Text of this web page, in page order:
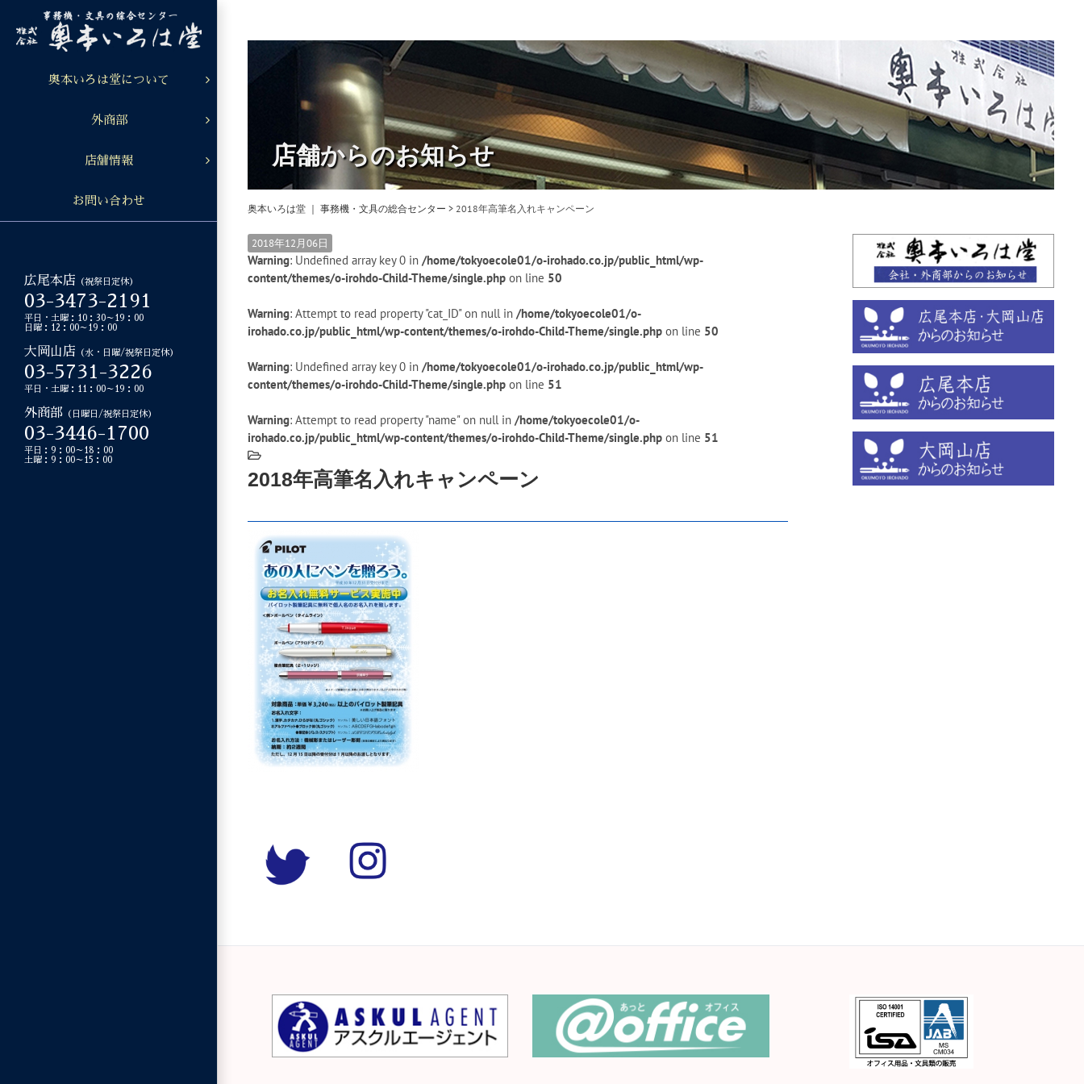
content
奥本いろは堂について
外商部
店舗情報
お問い合わせ
広尾本店 （祝祭日定休）
03-3473-2191
平日・土曜：10：30～19：00
日曜：12：00～19：00
大岡山店 （水・日曜/祝祭日定休）
03-5731-3226
平日・土曜：11：00～19：00
外商部 （日曜日/祝祭日定休）
03-3446-1700
平日：9：00～18：00
土曜：9：00～15：00
店舗からのお知らせ
奥本いろは堂 ｜ 事務機・文具の総合センター > 2018年高筆名入れキャンペーン
2018年12月06日
Warning: Undefined array key 0 in /home/tokyoecole01/o-irohado.co.jp/public_html/wp-
content/themes/o-irohdo-Child-Theme/single.php on line 50
Warning: Attempt to read property "cat_ID" on null in /home/tokyoecole01/o-
irohado.co.jp/public_html/wp-content/themes/o-irohdo-Child-Theme/single.php on line 50
Warning: Undefined array key 0 in /home/tokyoecole01/o-irohado.co.jp/public_html/wp-
content/themes/o-irohdo-Child-Theme/single.php on line 51
Warning: Attempt to read property "name" on null in /home/tokyoecole01/o-
irohado.co.jp/public_html/wp-content/themes/o-irohdo-Child-Theme/single.php on line 51
2018年高筆名入れキャンペーン